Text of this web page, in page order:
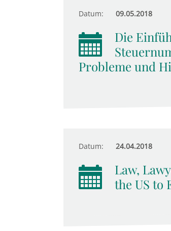
Datum: 09.05.2018
Die
Probleme und
Datum: 24.04.2018
Law,
the US to